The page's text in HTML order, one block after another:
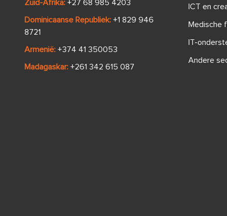
Zuid-Afrika: +27 68 985 4203
Dominicaanse Republiek: +1 829 946
8721
Armenië: +374 41 350053
Madagaskar: +261 342 615 087
ICT en
Medische
IT-
Andere